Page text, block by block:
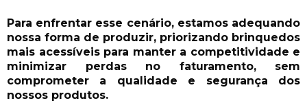
Para enfrentar esse cenário, estamos adequando
nossa forma de produzir, priorizando brinquedos
mais acessíveis para manter a competitividade e
minimizar perdas no faturamento, sem
comprometer a qualidade e segurança dos
nossos produtos.